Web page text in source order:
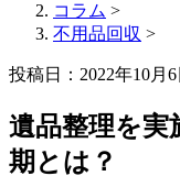
コラム >
不用品回収 >
投稿日：2022年10月6
遺品整理を
期とは？